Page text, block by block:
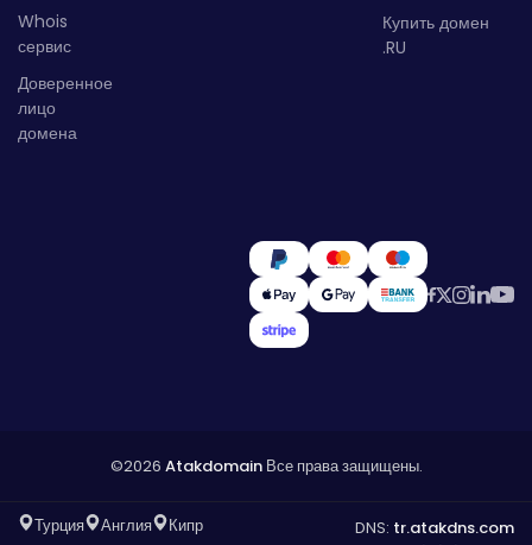
Whois
сервис
Доверенное
лицо
домена
Купить домен
.RU
©2026 AtakdomainВсе права защищены.
Турция Англия
Кипр
DNS: tr.atakdns.com